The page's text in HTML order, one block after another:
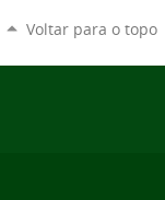
Voltar para o topo